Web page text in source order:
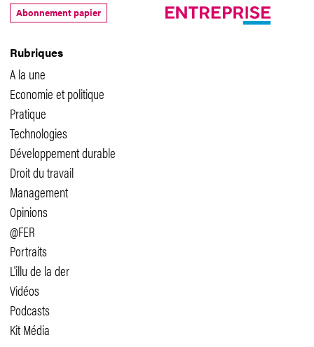
Rubriques
A la une
Economie et politique
Pratique
Technologies
Développement durable
Droit du travail
Management
Opinions
@FER
Portraits
L'illu de la der
Vidéos
Podcasts
Kit Média
Abonnement papier